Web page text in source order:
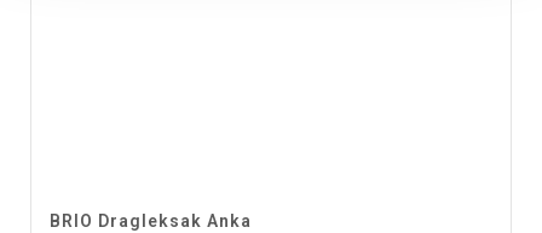
BRIO Dragleksak Anka